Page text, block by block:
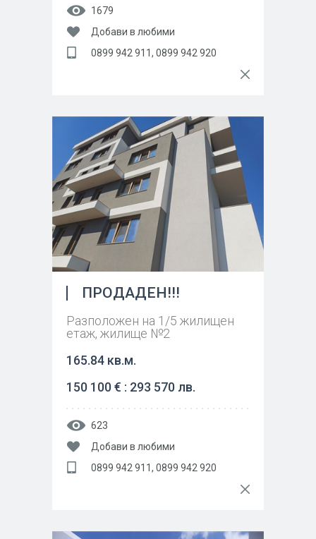
1679
Добави в любими
0899 942 911, 0899 942 920
ПРОДАДЕН!!!
Разположен на 1/5 жилищен
етаж, жилище №2
165.84 кв.м.
150 100 € : 293 570 лв.
623
Добави в любими
0899 942 911, 0899 942 920